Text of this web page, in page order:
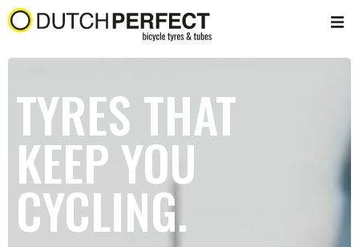
TYRES THAT
KEEP YOU
CYCLING.